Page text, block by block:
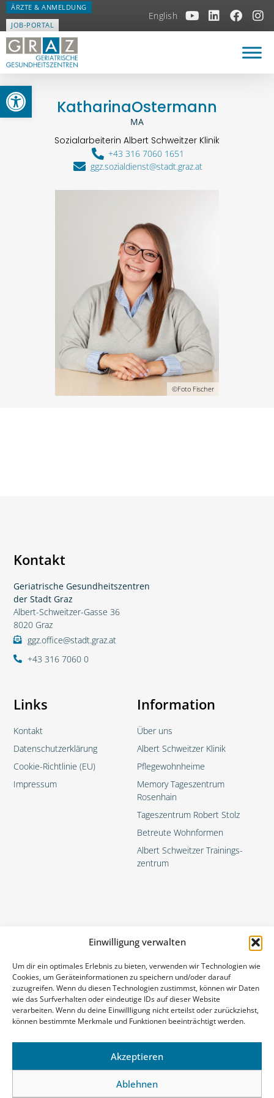
Einwilligung verwalten
Um dir ein optimales Erlebnis zu bieten, verwenden wir Technologien wie
Cookies, um Geräteinformationen zu speichern und/oder darauf
zuzugreifen. Wenn du diesen Technologien zustimmst, können wir Daten
wie das Surfverhalten oder eindeutige IDs auf dieser Website
verarbeiten. Wenn du deine Einwillligung nicht erteilst oder zurückziehst,
können bestimmte Merkmale und Funktionen beeinträchtigt werden.
Akzeptieren
Ablehnen
Open toolbar
ÄRZTE & ANMELDUNG
JOB-PORTAL
English
KatharinaOstermann
MA
Sozialarbeiterin Albert Schweitzer Klinik
+43 316 7060 1651
ggz.sozialdienst@stadt.graz.at
©Foto Fischer
Die Geriatrischen Gesundheitszentren der Stadt Graz (GGZ)
- Kompetenzzentrum für Altersmedizin und Pflege
Information
Über uns
Albert Schweitzer Klinik
Pflegewohnheime
Memory Tageszentrum
Rosenhain
Tageszentrum Robert Stolz
Betreute Wohnformen
Albert Schweitzer Trainings­
zentrum
Links
Kontakt
Datenschutzerklärung
Cookie-Richtlinie (EU)
Impressum
Kontakt
Geriatrische Gesundheitszentren
der Stadt Graz
Albert-Schweitzer-Gasse 36
8020 Graz
ggz.office@stadt.graz.at
+43 316 7060 0